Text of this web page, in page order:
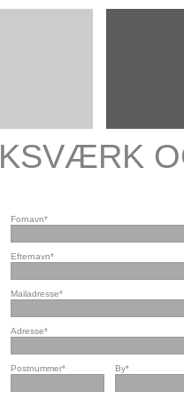
Fornavn*
Efternavn*
Mailadresse*
Adresse*
Postnummer* By*